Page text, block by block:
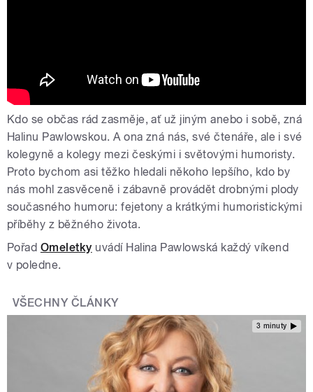
Kdo se občas rád zasměje, ať už jiným anebo i sobě, zná
Halinu Pawlowskou. A ona zná nás, své čtenáře, ale i své
kolegyně a kolegy mezi českými i světovými humoristy.
Proto bychom asi těžko hledali někoho lepšího, kdo by
nás mohl zasvěceně i zábavně provádět drobnými plody
současného humoru: fejetony a krátkými humoristickými
příběhy z běžného života.
Pořad Omeletky uvádí Halina Pawlowská každý víkend
v poledne.
VŠECHNY ČLÁNKY
3 minuty